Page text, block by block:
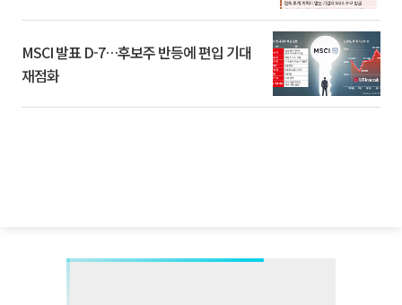
MSCI 발표 D-7…후보주 반등에 편입 기대
재점화